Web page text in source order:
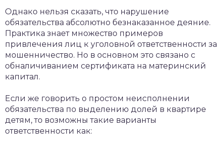
Однако нельзя сказать, что нарушение
обязательства абсолютно безнаказанное деяние.
Практика знает множество примеров
привлечения лиц к уголовной ответственности за
мошенничество. Но в основном это связано с
обналичиванием сертификата на материнский
капитал.
Если же говорить о простом неисполнении
обязательства по выделению долей в квартире
детям, то возможны такие варианты
ответственности как: